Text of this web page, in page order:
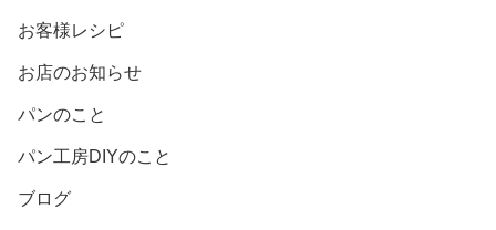
お客様レシピ
お店のお知らせ
パンのこと
パン工房DIYのこと
ブログ